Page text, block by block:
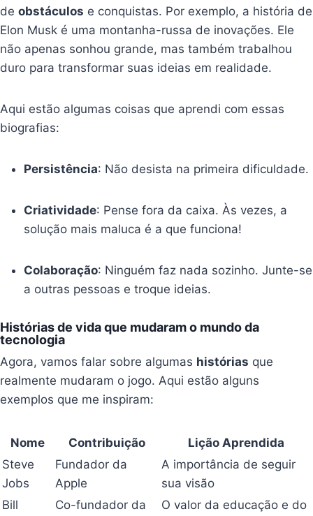
deobstáculos e conquistas. Por exemplo, a história de
Elon Musk é uma montanha-russa de inovações. Ele
não apenas sonhou grande, mas também trabalhou
duro para transformar suas ideias em realidade.
Aqui estão algumas coisas que aprendi com essas
biografias:
Persistência: Não desista na primeira dificuldade.
Criatividade: Pense fora da caixa. Às vezes, a
solução mais maluca é a que funciona!
Colaboração: Ninguém faz nada sozinho. Junte-se
a outras pessoas e troque ideias.
Histórias de vida que mudaram o mundo da
tecnologia
Agora, vamos falar sobre algumas histórias que
realmente mudaram o jogo. Aqui estão alguns
exemplos que me inspiram:
Nome Contribuição
Lição Aprendida
Steve
Jobs
Fundador da
Apple
A importância de seguir
sua visão
Bill
Co-fundador da
O valor da educação e do